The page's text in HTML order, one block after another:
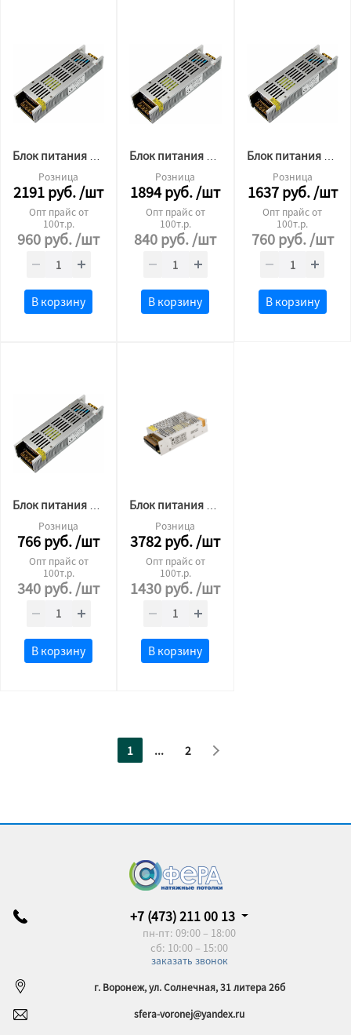
Блок питания для светодиодной ленты Premium 24v 250W ip20
Розница
2191руб./шт
Опт прайс от
100т.р.
960руб./шт
В корзину
Блок питания для светодиодной ленты Premium 24v 200W ip20
Розница
1894руб./шт
Опт прайс от
100т.р.
840руб./шт
В корзину
Блок питания для светодиодной ленты Premium 24v 150W ip20
Розница
1637руб./шт
Опт прайс от
100т.р.
760руб./шт
В корзину
Розница
766руб./шт
Опт прайс от
100т.р.
340руб./шт
В корзину
Розница
3782руб./шт
Опт прайс от
100т.р.
1430руб./шт
В корзину
1 ... 2
+7 (473) 211 00 13
пн-пт: 09:00 – 18:00
сб: 10:00 – 15:00
заказать звонок
г. Воронеж, ул. Солнечная, 31 литера 26б
sfera-voronej@yandex.ru